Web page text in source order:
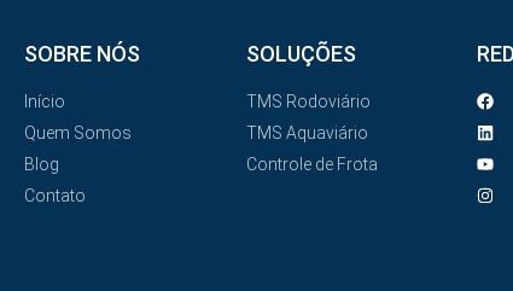
SOBRE NÓS
Início
Quem Somos
Blog
Contato
SOLUÇÕES
TMS Rodoviário
TMS Aquaviário
Controle de Frota